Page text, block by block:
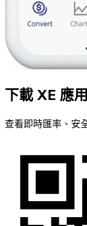
下載 XE 應
查看即時匯率、安